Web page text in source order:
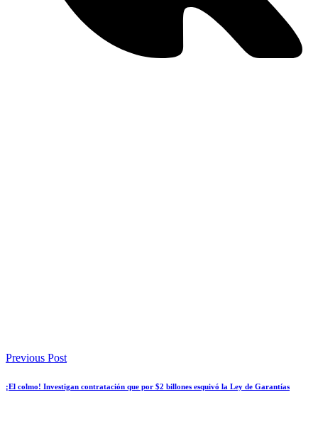
Previous Post
¡El colmo! Investigan contratación que por $2 billones esquivó la Ley de Garantías